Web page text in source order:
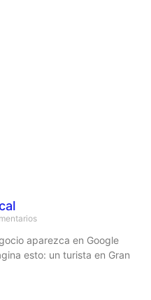
aparezca en Google
esto: un turista en Gran